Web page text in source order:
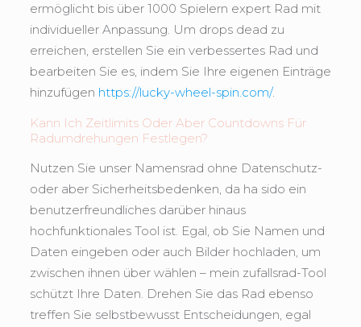
ermöglicht bis über 1000 Spielern expert Rad mit
individueller Anpassung. Um drops dead zu
erreichen, erstellen Sie ein verbessertes Rad und
bearbeiten Sie es, indem Sie Ihre eigenen Einträge
hinzufügen https://lucky-wheel-spin.com/.
Kann Ich Zeitlimits Oder Aber Countdowns Für
Radumdrehungen Festlegen?
Nutzen Sie unser Namensrad ohne Datenschutz-
oder aber Sicherheitsbedenken, da ha sido ein
benutzerfreundliches darüber hinaus
hochfunktionales Tool ist. Egal, ob Sie Namen und
Daten eingeben oder auch Bilder hochladen, um
zwischen ihnen über wählen – mein zufallsrad-Tool
schützt Ihre Daten. Drehen Sie das Rad ebenso
treffen Sie selbstbewusst Entscheidungen, egal